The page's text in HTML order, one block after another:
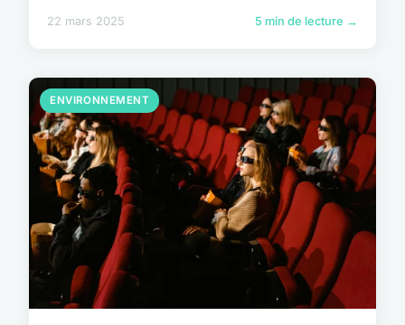
22 mars 2025 5 min de lecture →
ENVIRONNEMENT